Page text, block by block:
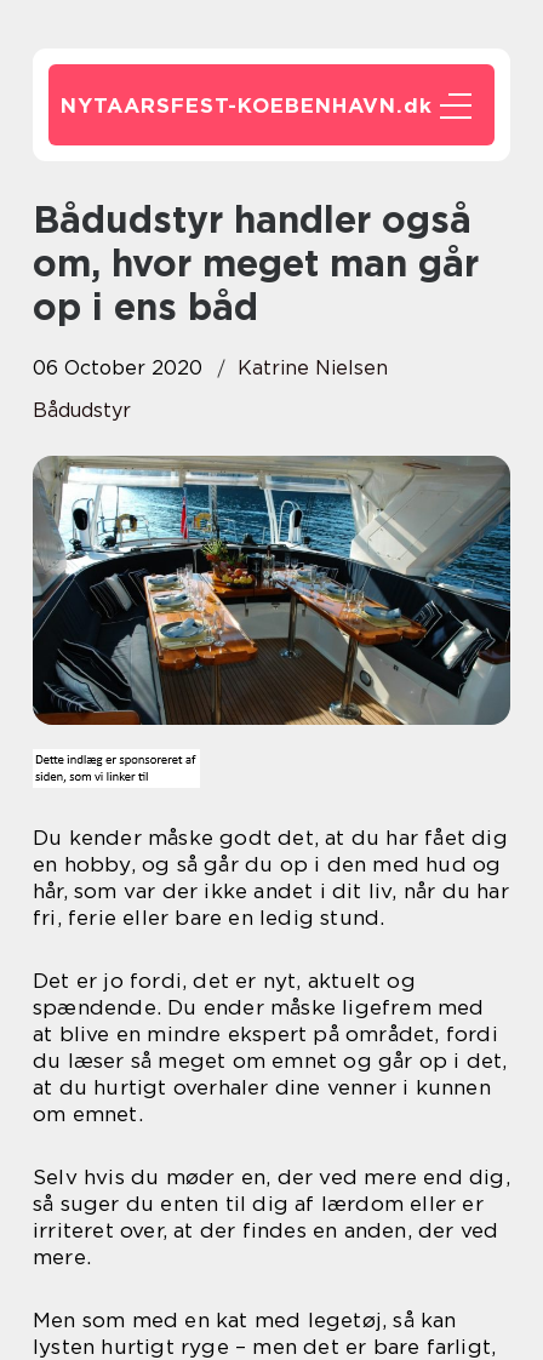
NYTAARSFEST-KOEBENHAVN.dk
Bådudstyr handler også
om, hvor meget man går
op i ens båd
06 October 2020
Katrine Nielsen
Bådudstyr
Du kender måske godt det, at du har fået dig
en hobby, og så går du op i den med hud og
hår, som var der ikke andet i dit liv, når du har
fri, ferie eller bare en ledig stund.
Det er jo fordi, det er nyt, aktuelt og
spændende. Du ender måske ligefrem med
at blive en mindre ekspert på området, fordi
du læser så meget om emnet og går op i det,
at du hurtigt overhaler dine venner i kunnen
om emnet.
Selv hvis du møder en, der ved mere end dig,
så suger du enten til dig af lærdom eller er
irriteret over, at der findes en anden, der ved
mere.
Men som med en kat med legetøj, så kan
lysten hurtigt ryge – men det er bare farligt,